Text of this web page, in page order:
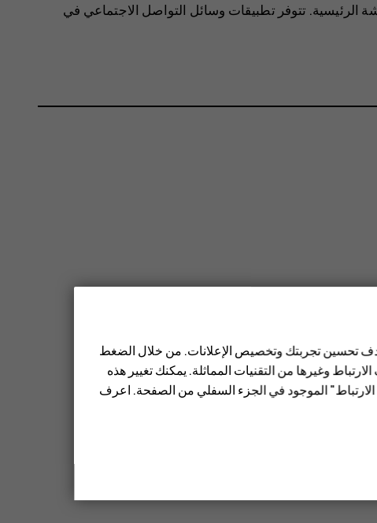
الرئيسية. تتوفر تطبيقات وسائل التواصل الاجتماعي في
تحسين تجربتك وتخصيص الإعلانات. من خلال الضغط
وغيرها من التقنيات المماثلة. يمكنك تغيير هذه
الموجود في الجزء السفلي من الصفحة. اعرف